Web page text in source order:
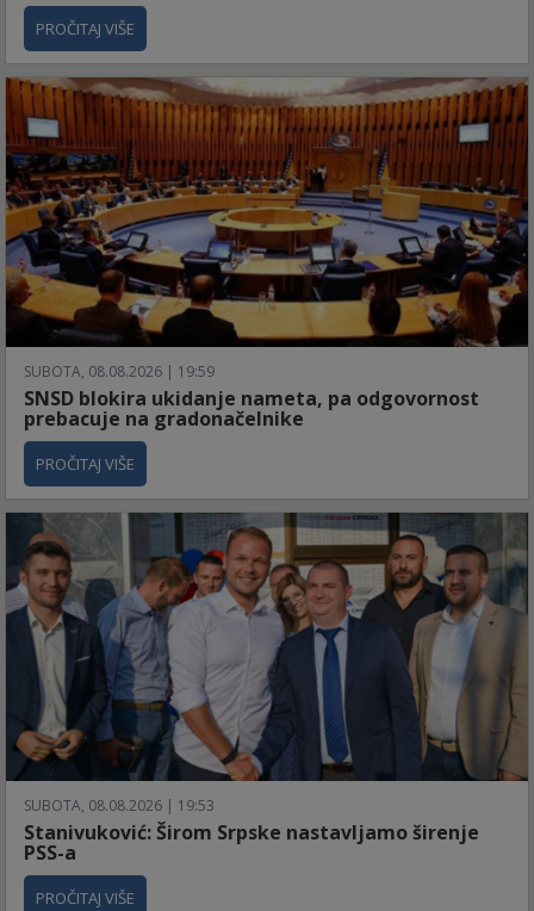
PROČITAJ VIŠE
SUBOTA, 08.08.2026 | 19:59
SNSD blokira ukidanje nameta, pa odgovornost
prebacuje na gradonačelnike
PROČITAJ VIŠE
SUBOTA, 08.08.2026 | 19:53
Stanivuković: Širom Srpske nastavljamo širenje
PSS-a
PROČITAJ VIŠE